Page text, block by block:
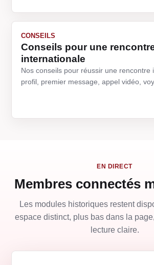
CONSEILS
Conseils pour une
internationale
Nos conseils pour réussir une rencontre
profil, premier message, appel vidéo,
EN DIRECT
Membres connectés
Les modules historiques restent
espace distinct, plus bas dans la
lecture claire.